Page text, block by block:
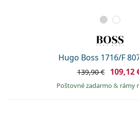
Hugo Boss 1716/F
139,90 € 109,12
Poštovné zadarmo& rámy